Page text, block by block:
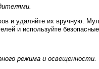
и удаляйте их вручную.
и используйте
режима и освещенности.